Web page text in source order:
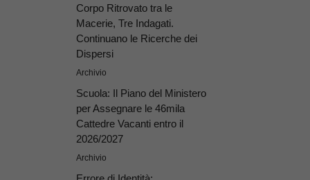
Corpo Ritrovato tra le
Macerie, Tre Indagati.
Continuano le Ricerche dei
Dispersi
Archivio
Scuola: Il Piano del Ministero
per Assegnare le 46mila
Cattedre Vacanti entro il
2026/2027
Archivio